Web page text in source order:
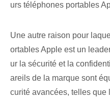
urs téléphones portables
Une autre raison pour
ortables Apple est un
ur la sécurité et la
areils de la marque sont
curité avancées, telles